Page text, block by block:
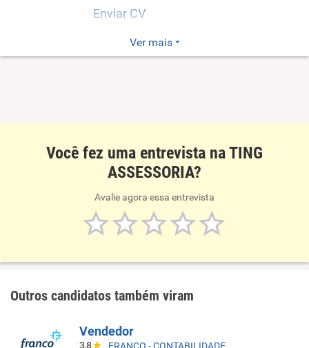
Enviar CV
Escritório de contabilidade em fase de expansão, há 26
anos atuando no mercado, atendendo empresas nacionais
Ver mais
Você fez uma entrevista na TING
ASSESSORIA?
Avalie agora essa entrevista
Outros candidatos também viram
Vendedor
3,8 FRANCO - CONTABILIDADE